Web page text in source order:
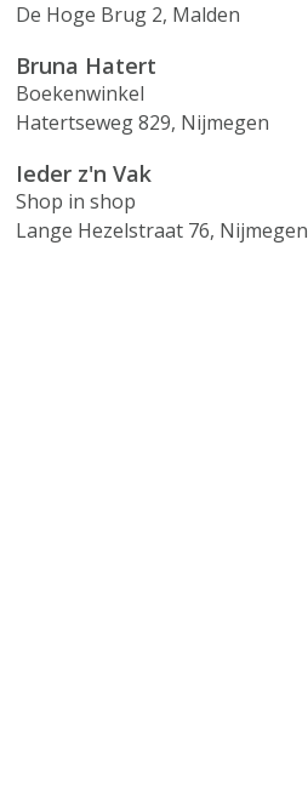
De Hoge Brug 2, Malden
Bruna Hatert
Boekenwinkel
Hatertseweg 829, Nijmegen
Ieder z'n Vak
Shop in shop
Lange Hezelstraat 76, Nijmegen